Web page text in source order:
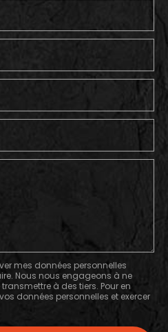
mes données personnelles
Nous nous engageons à ne
à des tiers. Pour en
données personnelles et exercer